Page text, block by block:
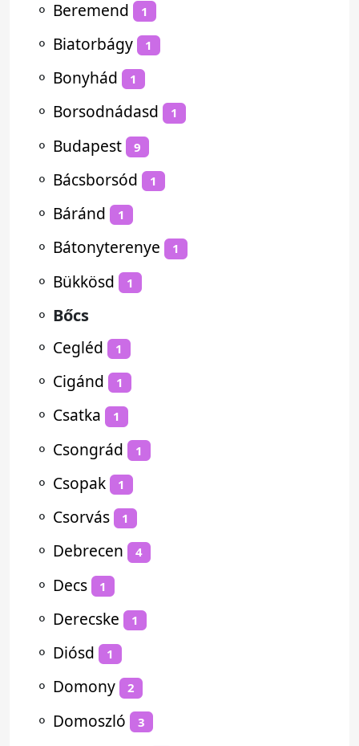
⚬ Beremend 1
⚬ Biatorbágy 1
⚬ Bonyhád 1
⚬ Borsodnádasd 1
⚬ Budapest 9
⚬ Bácsborsód 1
⚬ Báránd 1
⚬ Bátonyterenye 1
⚬ Bükkösd 1
⚬ Bőcs
⚬ Cegléd 1
⚬ Cigánd 1
⚬ Csatka 1
⚬ Csongrád 1
⚬ Csopak 1
⚬ Csorvás 1
⚬ Debrecen 4
⚬ Decs 1
⚬ Derecske 1
⚬ Diósd 1
⚬ Domony 2
⚬ Domoszló 3